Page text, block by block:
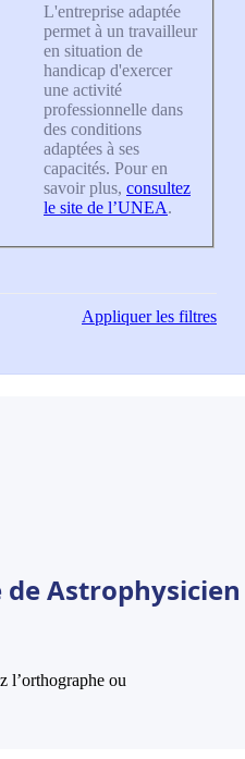
L'entreprise adaptée
permet à un travailleur
en situation de
handicap d'exercer
une activité
professionnelle dans
des conditions
adaptées à ses
capacités. Pour en
savoir plus, consultez
le site de l’UNEA.
Appliquerles filtres
Astrophysicien
l’orthographe ou